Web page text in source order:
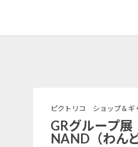
ピクトリコ ショップ＆ギ
GRグループ
NAND（わん